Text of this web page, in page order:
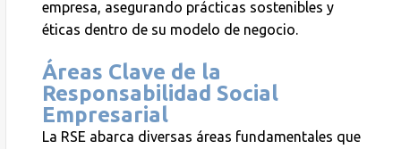
empresa, asegurando prácticas sostenibles y
éticas dentro de su modelo de negocio.
Áreas Clave de la
Responsabilidad Social
Empresarial
La RSE abarca diversas áreas fundamentales que